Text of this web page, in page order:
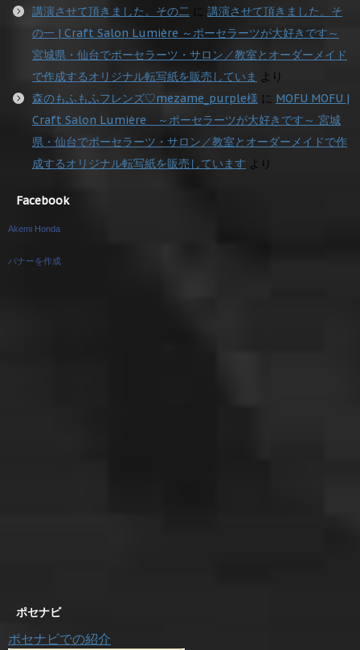
講演させて頂きました。その二 に 講演させて頂きました。そ
の一 | Craft Salon Lumière ～ポーセラーツが大好きです～
宮城県・仙台でポーセラーツ・サロン／教室とオーダーメイド
で作成するオリジナル転写紙を販売していま より
森のもふもふフレンズ♡mezame_purple様 に MOFU MOFU |
Craft Salon Lumière ～ポーセラーツが大好きです～ 宮城
県・仙台でポーセラーツ・サロン／教室とオーダーメイドで作
成するオリジナル転写紙を販売しています より
Facebook
Akemi Honda
バナーを作成
ポセナビ
ポセナビでの紹介